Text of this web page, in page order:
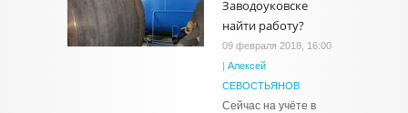
Заводоуковске
найти работу?
09 февраля 2018, 16:00
| Алексей
СЕВОСТЬЯНОВ
Сейчас на учёте в